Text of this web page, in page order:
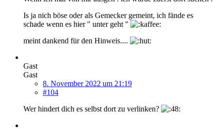
Is ja nich böse oder als Gemecker gemeint, ich fände es
schade wenn es hier " unter geht "
meint dankend für den Hinweis....
Gast
Gast
8. November 2022 um 21:19
#104
Wer hindert dich es selbst dort zu verlinken?